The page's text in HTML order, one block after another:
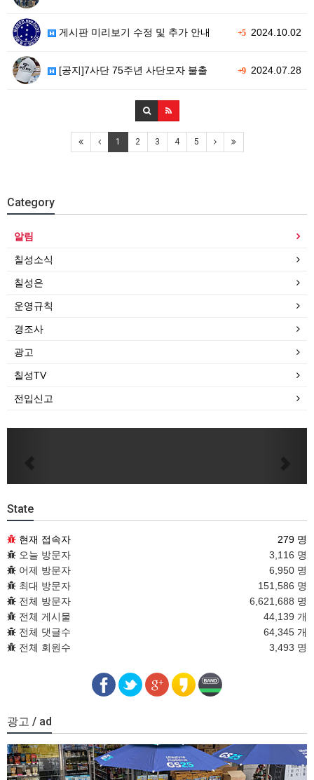
+52024.10.02
게시판 미리보기 수정 및 추가 안내
+92024.07.28
[공지]7사단 75주년 사단모자 불출
1 2 3 4 5
Category
알림
칠성소식
칠성은
운영규칙
경조사
광고
칠성TV
전입신고
State
현재 접속자
279 명
오늘 방문자
3,116 명
어제 방문자
6,950 명
최대 방문자
151,586 명
전체 방문자
6,621,688 명
전체 게시물
44,139 개
전체 댓글수
64,345 개
전체 회원수
3,493 명
광고 / ad